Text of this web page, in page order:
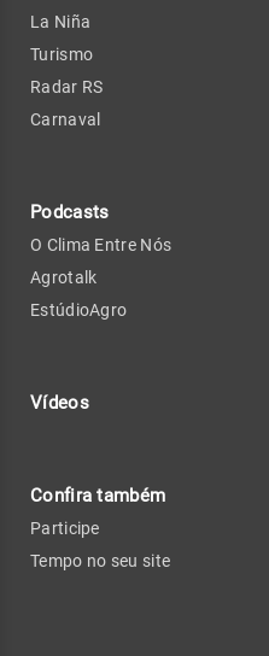
La Niña
Turismo
Radar RS
Carnaval
Podcasts
O Clima Entre Nós
Agrotalk
EstúdioAgro
Vídeos
Confira também
Participe
Tempo no seu site